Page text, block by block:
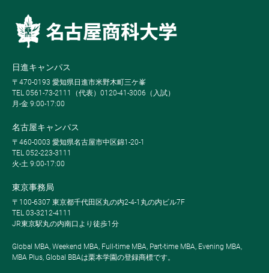
日進キャンパス
〒470-0193 愛知県日進市米野木町三ケ峯
TEL 0561-73-2111（代表）0120-41-3006（入試）
月-金 9:00-17:00
名古屋キャンパス
〒460-0003 愛知県名古屋市中区錦1-20-1
TEL 052-223-3111
火-土 9:00-17:00
東京事務局
〒100-6307 東京都千代田区丸の内2-4-1丸の内ビル7F
TEL 03-3212-4111
JR東京駅丸の内南口より徒歩1分
Global MBA, Weekend MBA, Full-time MBA, Part-time MBA, Evening MBA,
MBA Plus, Global BBAは栗本学園の登録商標です。